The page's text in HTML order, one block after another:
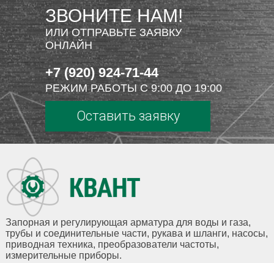
ЗВОНИТЕ НАМ!
ИЛИ ОТПРАВЬТЕ ЗАЯВКУ
ОНЛАЙН
+7 (920) 924-71-44
РЕЖИМ РАБОТЫ С 9:00 ДО 19:00
Оставить заявку
Запорная и регулирующая арматура для воды и газа,
трубы и соединительные части, рукава и шланги, насосы,
приводная техника, преобразователи частоты,
измерительные приборы.